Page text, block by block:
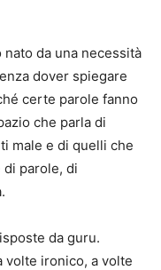
da una necessità
dover spiegare
certe parole fanno
che parla di
male e di quelli che
di parole, di
da guru.
volte ironico, a volte